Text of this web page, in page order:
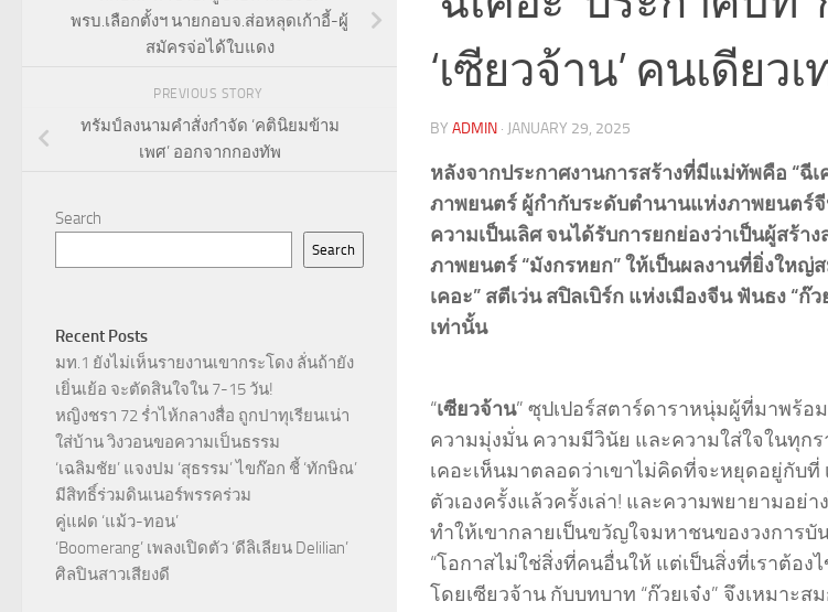
‘เซียวจ้าน’ คนเดียว
BY ADMIN · JANUARY 29, 2025
หลังจากประกาศงานการสร้างที่มีแม่ทัพคือ “ฉี
ภาพยนตร์ ผู้กำกับระดับตำนานแห่งภาพยนตร์จี
ความเป็นเลิศ จนได้รับการยกย่องว่าเป็นผู้สร้
ภาพยนตร์ “มังกรหยก” ให้เป็นผลงานที่ยิ่งให
เคอะ” สตีเว่น สปิลเบิร์ก แห่งเมืองจีน ฟันธง “ก๊ว
เท่านั้น
“เซียวจ้าน” ซุปเปอร์สตาร์ดาราหนุ่มผู้ที่มาพร้อ
ความมุ่งมั่น ความมีวินัย และความใส่ใจในทุก
เคอะเห็นมาตลอดว่าเขาไม่คิดที่จะหยุดอยู่กับ
ตัวเองครั้งแล้วครั้งเล่า! และความพยายามอย่
ทำให้เขากลายเป็นขวัญใจมหาชนของวงการบั
“โอกาสไม่ใช่สิ่งที่คนอื่นให้ แต่เป็นสิ่งที่เราต้อง
โดยเซียวจ้าน กับบทบาท “ก๊วยเจ๋ง” จึงเหมาะ
พรบ.เลือกตั้งฯ นายกอบจ.ส่อหลุดเก้าอี้-ผู้
สมัครจ่อได้ใบแดง
PREVIOUS STORY
ทรัมป์ลงนามคำสั่งกำจัด ‘คตินิยมข้าม
เพศ’ ออกจากกองทัพ
Search
Search
Recent Posts
มท.1 ยังไม่เห็นรายงานเขากระโดง ลั่นถ้ายัง
เยิ่นเย้อ จะตัดสินใจใน 7-15 วัน!
หญิงชรา 72 ร่ำไห้กลางสื่อ ถูกปาทุเรียนเน่า
ใส่บ้าน วิงวอนขอความเป็นธรรม
‘เฉลิมชัย’ แจงปม ‘สุธรรม’ ไขก๊อก ชี้ ‘ทักษิณ’
มีสิทธิ์ร่วมดินเนอร์พรรคร่วม
คู่แฝด ‘แม้ว-ทอน’
‘Boomerang’ เพลงเปิดตัว ‘ดีลิเลียน Delilian’
ศิลปินสาวเสียงดี